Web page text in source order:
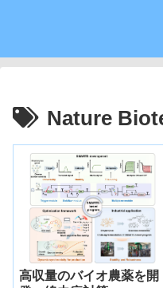
Nature
高収量のバイオ農薬を開